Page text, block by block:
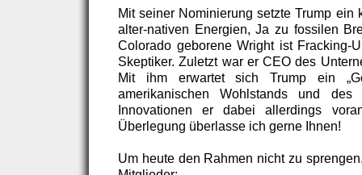
Mit seiner Nominierung setzte Trump ein
alter-nativen Energien, Ja zu fossilen
Colorado geborene Wright ist Fracking-
Skeptiker. Zuletzt war er CEO des
Mit ihm erwartet sich Trump ein
amerikanischen Wohlstands und des
Innovationen er dabei allerdings
Überlegung überlasse ich gerne Ihnen!
Um heute den Rahmen nicht zu